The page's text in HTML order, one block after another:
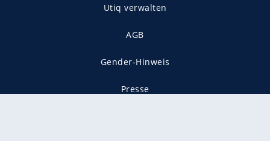
Utiq verwalten
AGB
Gender-Hinweis
Presse